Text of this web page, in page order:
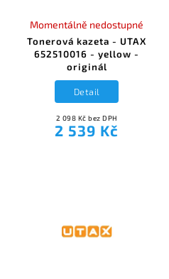
Tonerová kazeta - UTAX
652510016 - yellow -
originál
Momentálně nedostupné
2 098 Kč bez DPH
2 539 Kč
Detail